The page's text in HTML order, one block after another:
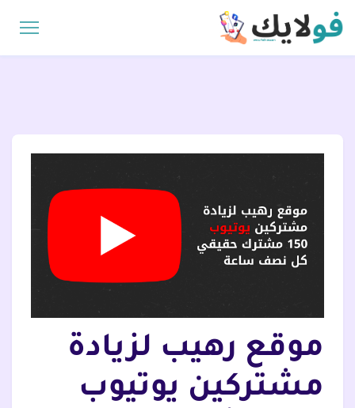
موقع رهيب لزيادة
مشتركين يوتيوب